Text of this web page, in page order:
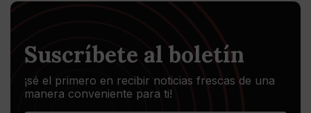
Suscríbete al boletín
¡sé el primero en recibir noticias frescas de una
manera conveniente para ti!